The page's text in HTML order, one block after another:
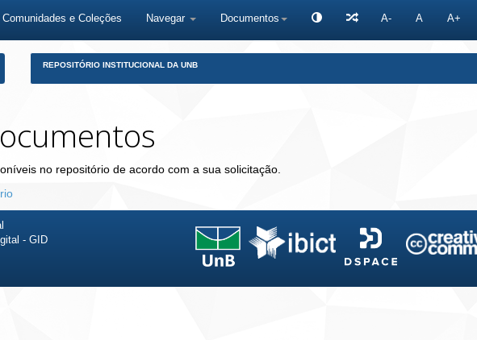
Comunidades e Coleções Navegar Documentos A- A A+
REPOSITÓRIO INSTITUCIONAL DA UNB
no repositório de acordo com a sua solicitação.
- GID